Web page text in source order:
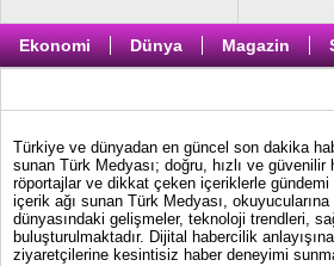
Ekonomi Dünya Magazin
Türkiye ve dünyadan en güncel son dakika
sunan Türk Medyası; doğru, hızlı ve
röportajlar ve dikkat çeken içeriklerle
içerik ağı sunan Türk Medyası,
dünyasındaki gelişmeler, teknoloji trendleri,
buluşturulmaktadır. Dijital habercilik
ziyaretçilerine kesintisiz haber deneyimi